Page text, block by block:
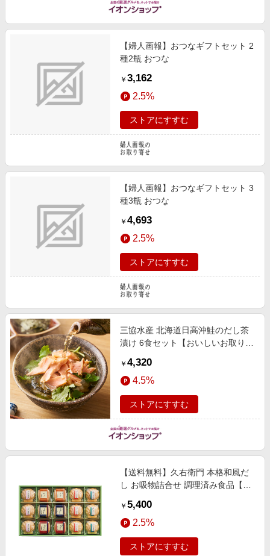
【婦人画報】おつなギフトセット 2
種2瓶 おつな
￥ 3,162
2.5%
ストアにすすむ
【婦人画報】おつなギフトセット 3
種3瓶 おつな
￥ 4,693
2.5%
ストアにすすむ
三協水産 北海道日高沖鮭のだし茶
漬け 6食セット【おいしいお取り寄
＆ご褒美ギフト】
￥ 4,320
4.5%
ストアにすすむ
【送料無料】久右衛門 本格和風だ
し お吸物詰合せ 調理済み食品【ギ
式】
￥ 5,400
2.5%
ストアにすすむ